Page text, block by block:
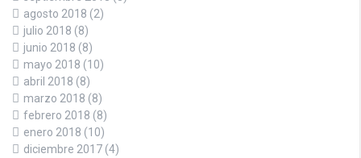
agosto 2018 (2)
julio 2018 (8)
junio 2018 (8)
mayo 2018 (10)
abril 2018 (8)
marzo 2018 (8)
febrero 2018 (8)
enero 2018 (10)
diciembre 2017 (4)